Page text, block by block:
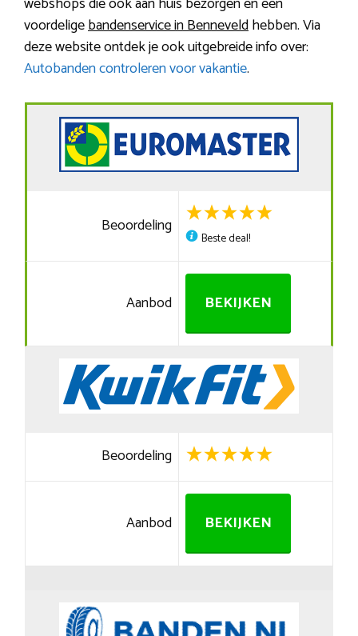
voordeligebandenservice in Benneveldhebben. Via
deze website ontdek je ook uitgebreide info over:
Autobanden controleren voor vakantie.
Beoordeling
Beste deal!
Aanbod BEKIJKEN
Beoordeling
Aanbod BEKIJKEN